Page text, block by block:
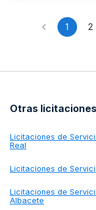
1 2
Otras
Licitaciones de
Real
Licitaciones de
Licitaciones de
Albacete